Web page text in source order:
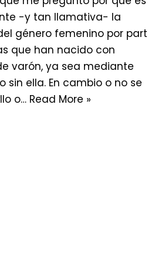
-y tan llamativa- la
género femenino por
que han nacido con
varón, ya sea mediante
sin ella. En cambio o no se
o… Read More »